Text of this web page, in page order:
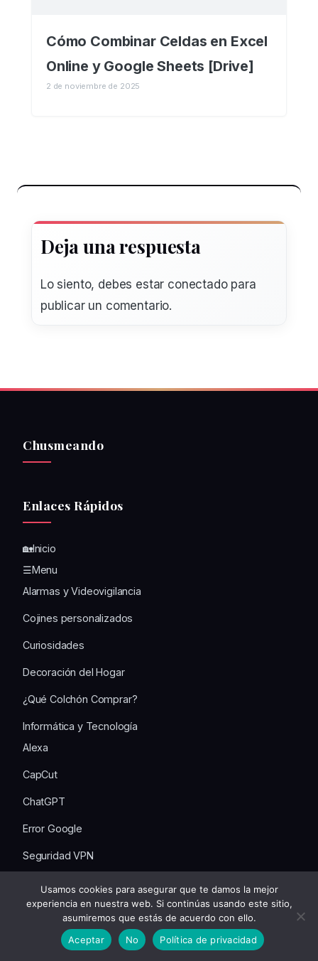
Cómo Combinar Celdas en Excel
Online y Google Sheets [Drive]
2 de noviembre de 2025
Deja una respuesta
Lo siento, debes estar conectadopara
publicar un comentario.
Chusmeando
Enlaces Rápidos
🏡Inicio
☰Menu
Alarmas y Videovigilancia
Cojines personalizados
Curiosidades
Decoración del Hogar
¿Qué Colchón Comprar?
Informática y Tecnología
Alexa
CapCut
ChatGPT
Error Google
Seguridad VPN
Trucos de WhatsApp
Youtube
Usamos cookies para asegurar que te damos la mejor
experiencia en nuestra web. Si continúas usando este sitio,
asumiremos que estás de acuerdo con ello.
Aceptar
No Política de privacidad